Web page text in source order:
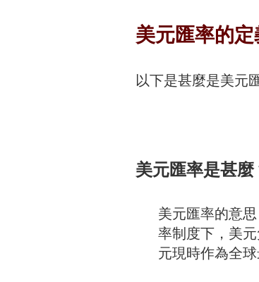
美元匯率的
以下是甚麼是美元
美元匯率是甚麼
美元匯率的意
率制度下，美
元現時作為全